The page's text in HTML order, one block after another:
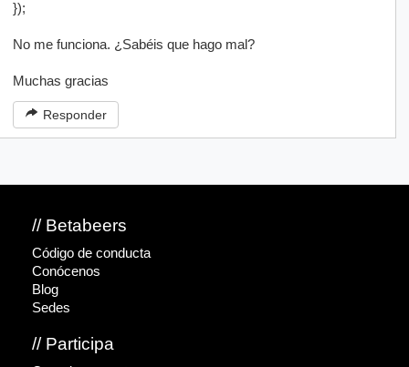
});
No me funciona. ¿Sabéis que hago mal?
Muchas gracias
Responder
// Betabeers
Código de conducta
Conócenos
Blog
Sedes
// Participa